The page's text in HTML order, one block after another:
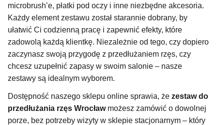
microbrush’e, płatki pod oczy i inne niezbędne akcesoria.
Każdy element zestawu został starannie dobrany, by
ułatwić Ci codzienną pracę i zapewnić efekty, które
zadowolą każdą klientkę. Niezależnie od tego, czy dopiero
zaczynasz swoją przygodę z przedłużaniem rzęs, czy
chcesz uzupełnić zapasy w swoim salonie – nasze
zestawy są idealnym wyborem.
Dostępność naszego sklepu online sprawia, że zestaw do
przedłużania rzęs Wrocławmożesz zamówić o dowolnej
porze, bez potrzeby wizyty w sklepie stacjonarnym – który